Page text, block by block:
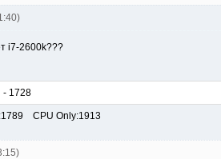
i7-2600k???
- 1728
CPU Only:1913